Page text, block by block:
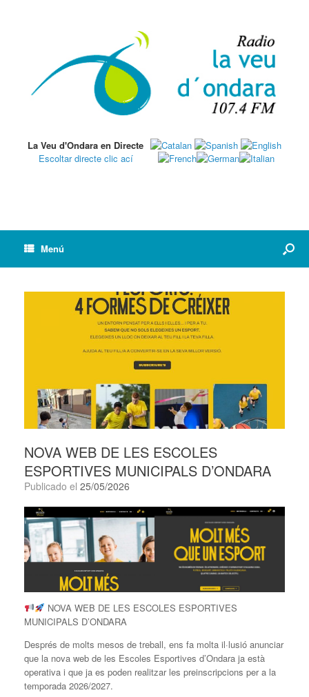
La Veu d'Ondara en Directe
Escoltar directe clic ací
Menú
NOVA WEB DE LES ESCOLES
ESPORTIVES MUNICIPALS D’ONDARA
Publicado el 25/05/2026
NOVA WEB DE LES ESCOLES ESPORTIVES
MUNICIPALS D’ONDARA
Després de molts mesos de treball, ens fa molta il·lusió anunciar
que la nova web de les Escoles Esportives d’Ondara ja està
operativa i que ja es poden realitzar les preinscripcions per a la
temporada 2026/2027.